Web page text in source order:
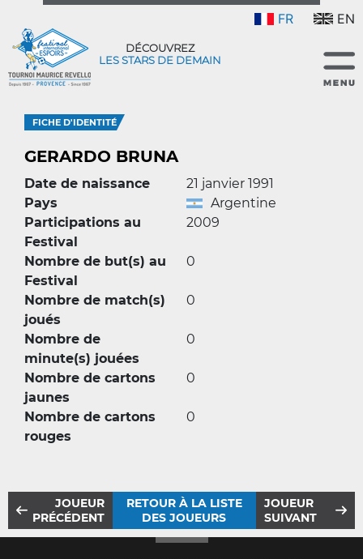
FR EN
DÉCOUVREZ
LES STARS DE DEMAIN
FICHE D'IDENTITÉ
GERARDO BRUNA
Date de naissance
21 janvier 1991
Pays
Argentine
Participations au
Festival
2009
Nombre de but(s) au
Festival
0
Nombre de match(s)
joués
0
Nombre de
minute(s) jouées
0
Nombre de cartons
jaunes
0
Nombre de cartons
rouges
0
JOUEUR
PRÉCÉDENT
RETOUR À LA LISTE
DES JOUEURS
JOUEUR
SUIVANT